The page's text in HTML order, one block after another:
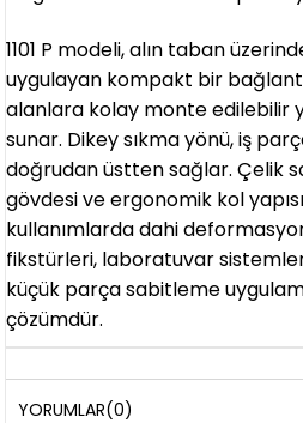
1101 P modeli, alın taban
uygulayan kompakt bir
alanlara kolay monte edilebilir
sunar. Dikey sıkma yönü, iş
doğrudan üstten sağlar. Çelik
gövdesi ve ergonomik kol
kullanımlarda dahi
fikstürleri, laboratuvar
küçük parça sabitleme
çözümdür.
YORUMLAR(0)